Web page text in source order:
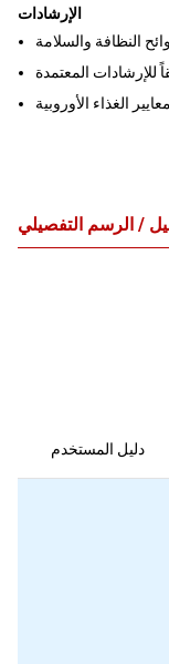
الإرشادات
النظافة والسلامة
الغذاء الأوروبية
/ الرسم التفصيلي
دليل المستخدم